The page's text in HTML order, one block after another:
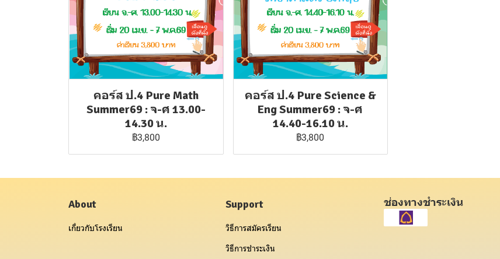
คอร์ส ป.4 Pure Math
Summer69 : จ-ศ 13.00-
14.30 น.
฿3,800
คอร์ส ป.4 Pure Science &
Eng Summer69 : จ-ศ
14.40-16.10 น.
฿3,800
About
เกี่ยวกับโรงเรียน
Support
วิธีการสมัครเรียน
วิธีการชำระเงิน
ช่องทางชำระเงิน